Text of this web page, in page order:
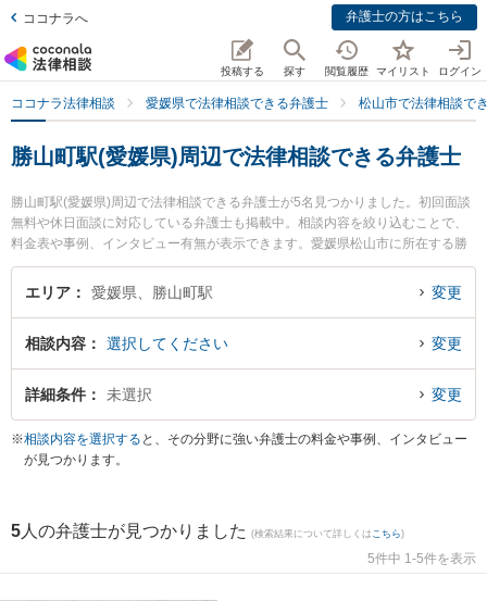
ココナラへ 弁護士の方はこちら
投稿する 探す 閲覧履歴 マイリスト ログイン
ココナラ法律相談 愛媛県で法律相談できる弁護士 松山市で法律相談で
勝山町駅(愛媛県)周辺で法律相談できる弁護士
勝山町駅(愛媛県)周辺で法律相談できる弁護士が5名見つかりました。初回面談
無料や休日面談に対応している弁護士も掲載中。相談内容を絞り込むことで、
料金表や事例、インタビュー有無が表示できます。愛媛県松山市に所在する勝
山町駅は伊予鉄道環状線、伊予鉄道環状線、伊予鉄道市駅線、伊予鉄道松山駅
前線が利用可能なターミナル駅です。多くの弁護士から探したいときはお近く
う綜合法律事務所の兵頭 俊輔弁護士のプロフィール情報や弁護士費用、強みな
どが注目されています。『家族間の相続トラブルのトラブルを勤務先から通い
やすい勝山町駅周辺に事務所を構える弁護士に面談予約したい』『家族間の相
『初回無料で家族間の相続トラブルを法律相談できる勝山町駅付近の弁護士に
面談予約したい』などでお困りの相談者さんにおすすめです。
エリア 愛媛県、勝山町駅 変更
相談内容 選択してください 変更
詳細条件 未選択 変更
※相談内容を選択する と、その分野に強い弁護士の料金や事例、インタビュー
が見つかります。
5 人の弁護士が見つかりました (検索結果について詳しくは こちら)
5件中 1-5件を表示